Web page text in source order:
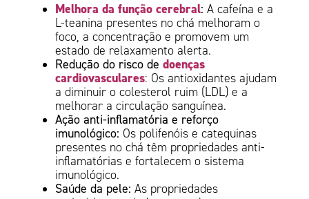
Melhora da função cerebral:A cafeína e a
L-teanina presentes no chá melhoram o
foco, a concentração e promovem um
estado de relaxamento alerta.
Redução do risco dedoenças
cardiovasculares: Os antioxidantes ajudam
a diminuir o colesterol ruim (LDL) e a
melhorar a circulação sanguínea.
Ação anti-inflamatória e reforço
imunológico: Os polifenóis e catequinas
presentes no chá têm propriedades anti-
inflamatórias e fortalecem o sistema
imunológico.
Saúde da pele: As propriedades